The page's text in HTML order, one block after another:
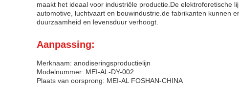
maakt het ideaal voor industriële productie.De elektroforetische
automotive, luchtvaart en bouwindustrie.de fabrikanten kunnen
duurzaamheid en levensduur verhoogt.
Aanpassing:
Merknaam: anodiseringsproductielijn
Modelnummer: MEI-AL-DY-002
Plaats van oorsprong: MEI-AL FOSHAN-CHINA